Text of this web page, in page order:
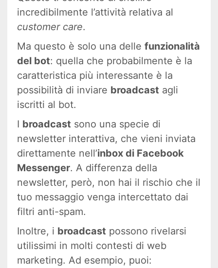
incredibilmente l’attività relativa al
customer care.
Ma questo è solo una delle funzionalità
del bot: quella che probabilmente è la
caratteristica più interessante è la
possibilità di inviare broadcast agli
iscritti al bot.
I broadcast sono una specie di
newsletter interattiva, che vieni inviata
direttamente nell’inbox di Facebook
Messenger. A differenza della
newsletter, però, non hai il rischio che il
tuo messaggio venga intercettato dai
filtri anti-spam.
Inoltre, i broadcast possono rivelarsi
utilissimi in molti contesti di web
marketing. Ad esempio, puoi: